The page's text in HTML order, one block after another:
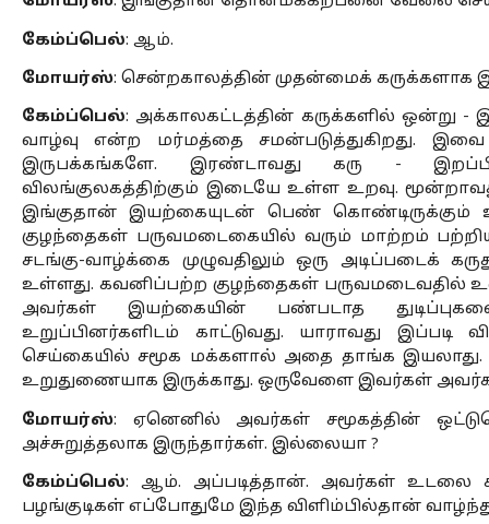
கேம்ப்பெல்: ஆம்.
மோயர்ஸ்: சென்றகாலத்தின் முதன்மைக் கருக்களாக
கேம்ப்பெல்: அக்காலகட்டத்தின் கருக்களில் ஒன்று -
வாழ்வு என்ற மர்மத்தை சமன்படுத்துகிறது.
இருபக்கங்களே. இரண்டாவது கரு -
விலங்குலகத்திற்கும் இடையே உள்ள உறவு.
இங்குதான் இயற்கையுடன் பெண் கொண்டிருக்கும்
குழந்தைகள் பருவமடைகையில் வரும் மாற்றம்
சடங்கு-வாழ்க்கை முழுவதிலும் ஒரு அடிப்படைக்
உள்ளது. கவனிப்பற்ற குழந்தைகள்
அவர்கள் இயற்கையின் பண்படாத
உறுப்பினர்களிடம் காட்டுவது. யாராவது இப்படி
செய்கையில் சமூக மக்களால் அதை தாங்க இயலாது.
உறுதுணையாக இருக்காது. ஒருவேளை இவர்கள்
மோயர்ஸ்: ஏனெனில் அவர்கள் சமூகத்தின்
அச்சுறுத்தலாக இருந்தார்கள். இல்லையா ?
கேம்ப்பெல்: ஆம். அப்படித்தான். அவர்கள் உடலை
பழங்குடிகள் எப்போதுமே இந்த விளிம்பில்தான்